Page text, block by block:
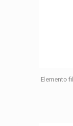
Elemento